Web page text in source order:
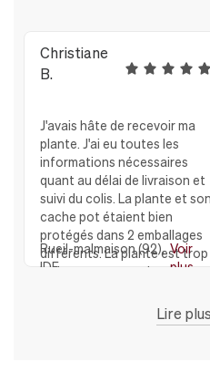
Christiane
B.
J'avais hâte de recevoir ma
plante. J'ai eu toutes les
informations nécessaires
quant au délai de livraison et
suivi du colis. La plante et son
cache pot étaient bien
protégés dans 2 emballages
différents. La plante est trop
belle avec son cache pot en
toute l'équipe de LEON et
GEORGE qui ont répondu à
Rueil-malmaison (92),
IDF
Voir
plus
Lire